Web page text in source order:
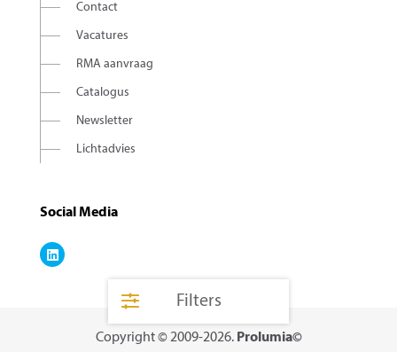
Filters
Contact
Vacatures
RMA aanvraag
Catalogus
Newsletter
Lichtadvies
Social Media
Copyright © 2009-2026. Prolumia©